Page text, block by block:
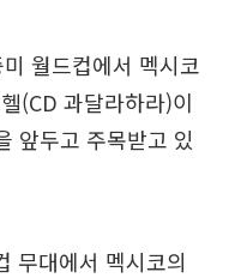
월드컵에서 멕시코
(CD 과달라하라)이
앞두고 주목받고 있
무대에서 멕시코의